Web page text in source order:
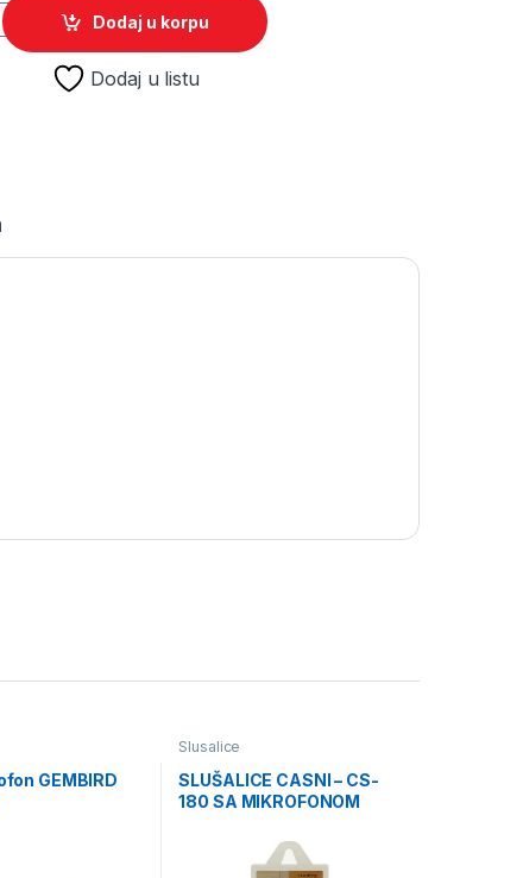
gaming sa kontrolama SB2 quantity
Dodaj u korpu
Dodaj u listu
GEMBIRD
Slusalice
SLUŠALICE CASNI – CS-
180 SA MIKROFONOM